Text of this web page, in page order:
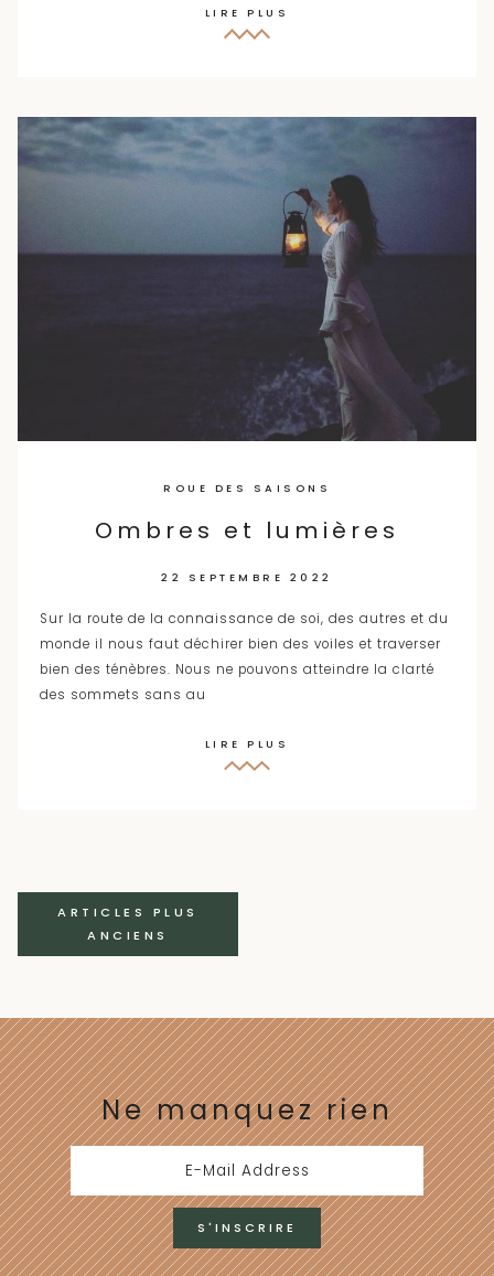
LIRE PLUS
ROUE DES SAISONS
Ombres et lumières
22 SEPTEMBRE 2022
Sur la route de la connaissance de soi, des autres et du
monde il nous faut déchirer bien des voiles et traverser
bien des ténèbres. Nous ne pouvons atteindre la clarté
des sommets sans au
LIRE PLUS
Navigation
ARTICLES PLUS
ANCIENS
Ne manquez rien